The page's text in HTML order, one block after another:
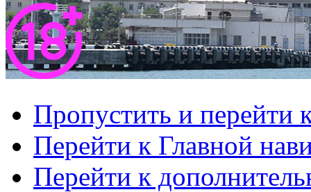
Пропустить и перейти
Перейти к Главной
Перейти к